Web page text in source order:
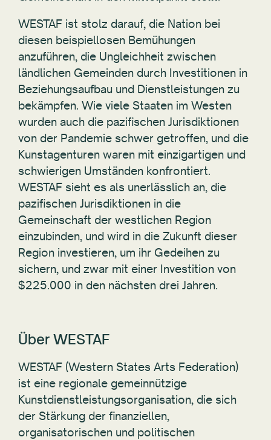
WESTAF ist stolz darauf, die Nation bei
diesen beispiellosen Bemühungen
anzuführen, die Ungleichheit zwischen
ländlichen Gemeinden durch Investitionen in
Beziehungsaufbau und Dienstleistungen zu
bekämpfen. Wie viele Staaten im Westen
wurden auch die pazifischen Jurisdiktionen
von der Pandemie schwer getroffen, und die
Kunstagenturen waren mit einzigartigen und
schwierigen Umständen konfrontiert.
WESTAF sieht es als unerlässlich an, die
pazifischen Jurisdiktionen in die
Gemeinschaft der westlichen Region
einzubinden, und wird in die Zukunft dieser
Region investieren, um ihr Gedeihen zu
sichern, und zwar mit einer Investition von
$225.000 in den nächsten drei Jahren.
Über WESTAF
WESTAF (Western States Arts Federation)
ist eine regionale gemeinnützige
Kunstdienstleistungsorganisation, die sich
der Stärkung der finanziellen,
organisatorischen und politischen